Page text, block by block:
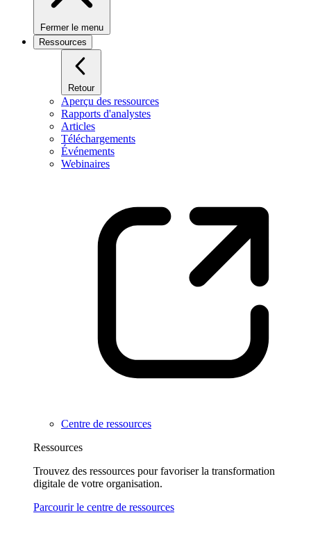
Fermer le menu
Ressources
Retour
Aperçu des ressources
Rapports d'analystes
Articles
Téléchargements
Événements
Webinaires
Centre de ressources
Ressources
Trouvez des ressources pour favoriser la transformation
digitale de votre organisation.
Parcourir le centre de ressources